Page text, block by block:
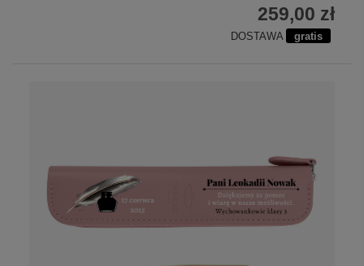
259,00 zł
DOSTAWA gratis